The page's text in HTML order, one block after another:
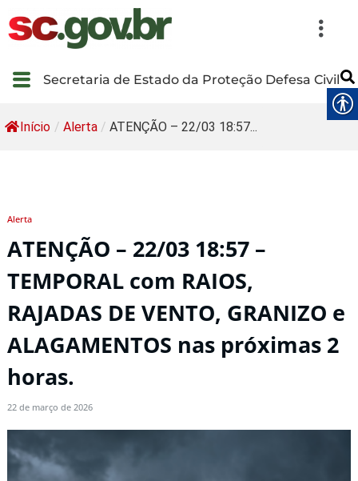
Secretaria de Estado da Proteção Defesa Civil
Início / Alerta / ATENÇÃO – 22/03 18:57...
Alerta
ATENÇÃO – 22/03 18:57 –
TEMPORAL com RAIOS,
RAJADAS DE VENTO, GRANIZO e
ALAGAMENTOS nas próximas 2
horas.
22 de março de 2026